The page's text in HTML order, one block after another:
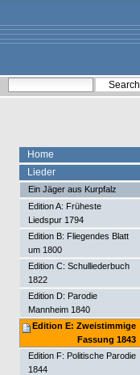
content.
navigation
Personal
tools
Home
Lieder
Ein Jäger aus Kurpfalz
Edition A: Früheste
Liedspur 1794
Edition B: Fliegendes Blatt
um 1800
Edition C: Schulliederbuch
1822
Edition D: Parodie
Mannheim 1840
Edition E: Zweistimmige
Fassung 1843
Edition F: Politische Parodie
1844